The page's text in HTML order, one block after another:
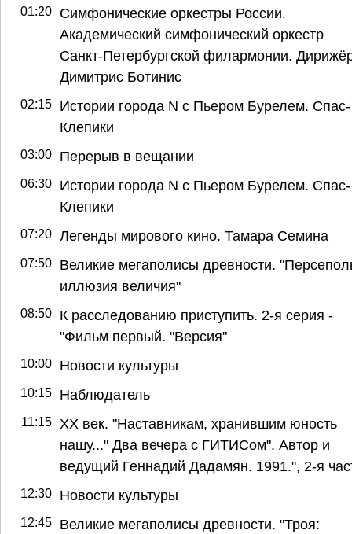
01:20
Симфонические оркестры России.
Академический симфонический оркестр
Санкт-Петербургской филармонии.
Димитрис Ботинис
02:15
Истории города N с Пьером Бурелем. Спас-
Клепики
03:00 Перерыв в вещании
06:30
Истории города N с Пьером Бурелем. Спас-
Клепики
07:20 Легенды мирового кино. Тамара Семина
07:50
Великие мегаполисы древности.
иллюзия величия"
08:50
К расследованию приступить. 2-я серия -
"Фильм первый. "Версия"
10:00 Новости культуры
10:15 Наблюдатель
11:15 ХХ век. "Наставникам, хранившим юность
нашу..." Два вечера с ГИТИСом". Автор и
ведущий Геннадий Дадамян. 1991.", 2-я
12:30 Новости культуры
12:45
Великие мегаполисы древности. "Троя: